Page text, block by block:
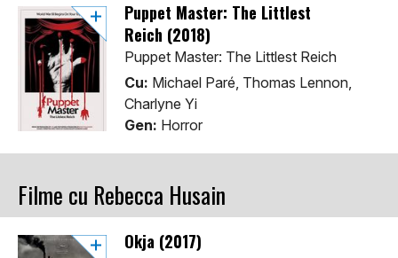
Puppet Master: The Littlest
Reich (2018)
Puppet Master: The Littlest Reich
Cu: Michael Paré, Thomas Lennon,
Charlyne Yi
Gen: Horror
Filme cu Rebecca Husain
Okja (2017)